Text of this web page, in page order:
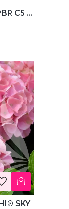
C5 -
SKY